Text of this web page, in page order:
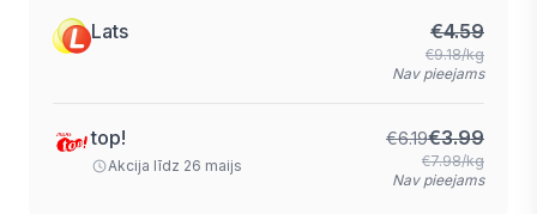
Lats €4.59
€9.18/kg
Nav pieejams
top!
Akcija līdz 26 maijs
€6.19€3.99
€7.98/kg
Nav pieejams